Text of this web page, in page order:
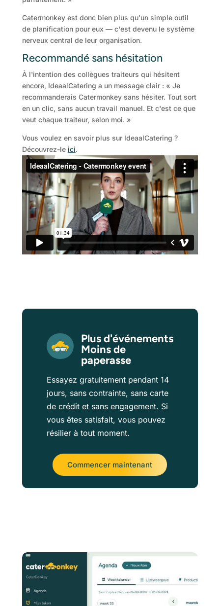
Catermonkey est donc bien plus qu'un simple outil
de planification pour eux — c'est devenu le système
nerveux central de leur organisation.
Recommandé sans hésitation
À l'intention des collègues traiteurs qui hésitent
encore, IdeaalCatering a un message clair : « Je
recommanderais Catermonkey sans hésiter. Tout sort
en un clic, sans aucun travail manuel. Et c'est ce que
veut chaque traiteur, selon moi. »
Vous voulez en savoir plus sur IdeaalCatering ?
Découvrez-le ici.
Plus d'événements
Moins de
paperasse
Essayez gratuitement pendant 14
jours, sans contrainte, sans carte
de crédit et sans engagement. Si
vous êtes satisfait, vous pouvez
résilier à tout moment.
Commencer maintenant